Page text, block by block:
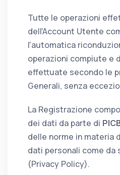
Tutte le operazioni
dell'Account Utente
l'automatica
operazioni compiute e
effettuate secondo le
Generali, senza
La Registrazione
dei dati da parte di
delle norme in materia
dati personali come da
(Privacy Policy).